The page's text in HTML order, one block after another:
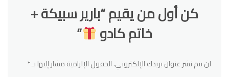
كن أول من يقيم “بارير سبيكة +
خاتم كادو ”
لن يتم نشر عنوان بريدك الإلكتروني.الحقول الإلزامية مشار إليها بـ*